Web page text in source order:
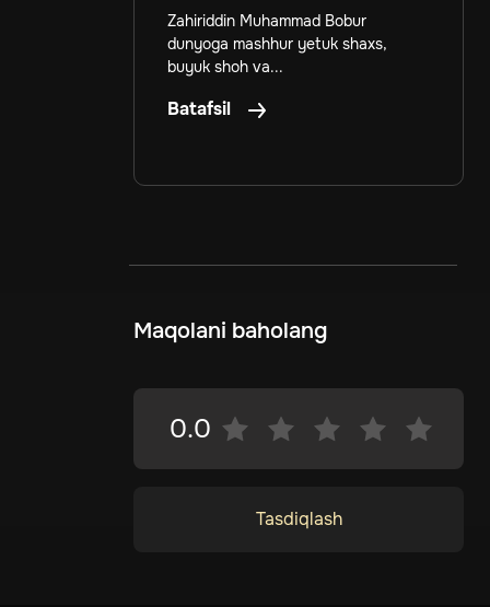
Zahiriddin Muhammad Bobur
dunyoga mashhur yetuk shaxs,
buyuk shoh va...
Batafsil
Maqolani baholang
0.0
Tasdiqlash